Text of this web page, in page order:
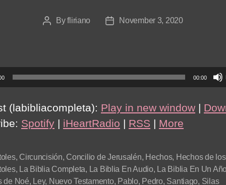
s
PostByfliriano
PostNovember 3, 2020
00:00
(labibliacompleta): Play in new window |
Spotify | iHeartRadio | RSS | More
, Circuncisión, Concilio de Jerusalén, Hechos, Hechos de los
, La Biblia Completa, La Biblia En Audio, La Biblia En Un
de Noé, Ley, Nuevo Testamento, Pablo, Pedro, Santiago, Silas